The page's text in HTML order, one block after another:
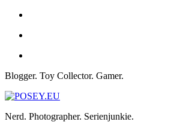
Blogger. Toy Collector. Gamer.
Nerd. Photographer. Serienjunkie.